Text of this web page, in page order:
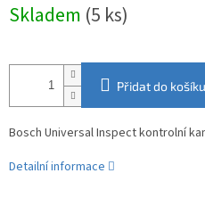
cena:
Skladem (5 ks)
Přidat do košíku
Bosch Universal Inspect kontrolní
Detailní informace